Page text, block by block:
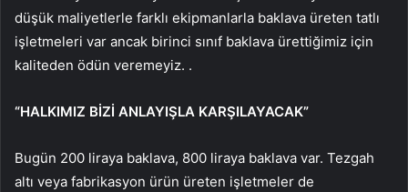
düşük maliyetlerle farklı ekipmanlarla baklava üreten tatlı
işletmeleri var ancak birinci sınıf baklava ürettiğimiz için
kaliteden ödün veremeyiz. .
“HALKIMIZ BİZİ ANLAYIŞLA KARŞILAYACAK”
Bugün 200 liraya baklava, 800 liraya baklava var. Tezgah
altı veya fabrikasyon ürün üreten işletmeler de